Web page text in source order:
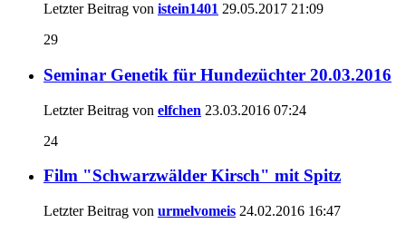
Letzter Beitrag von istein1401 29.05.2017 21:09
29
Seminar Genetik für Hundezüchter 20.03.2016
Letzter Beitrag von elfchen 23.03.2016 07:24
24
Film "Schwarzwälder Kirsch" mit Spitz
Letzter Beitrag von urmelvomeis 24.02.2016 16:47